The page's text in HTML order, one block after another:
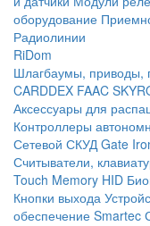
оборудование
Радиолинии
RiDom
Шлагбаумы, приводы,
CARDDEX FAAC
Аксессуары для
Контроллеры
Сетевой СКУД Gate
Считыватели,
Touch Memory HID
Кнопки выхода
обеспечение Smartec